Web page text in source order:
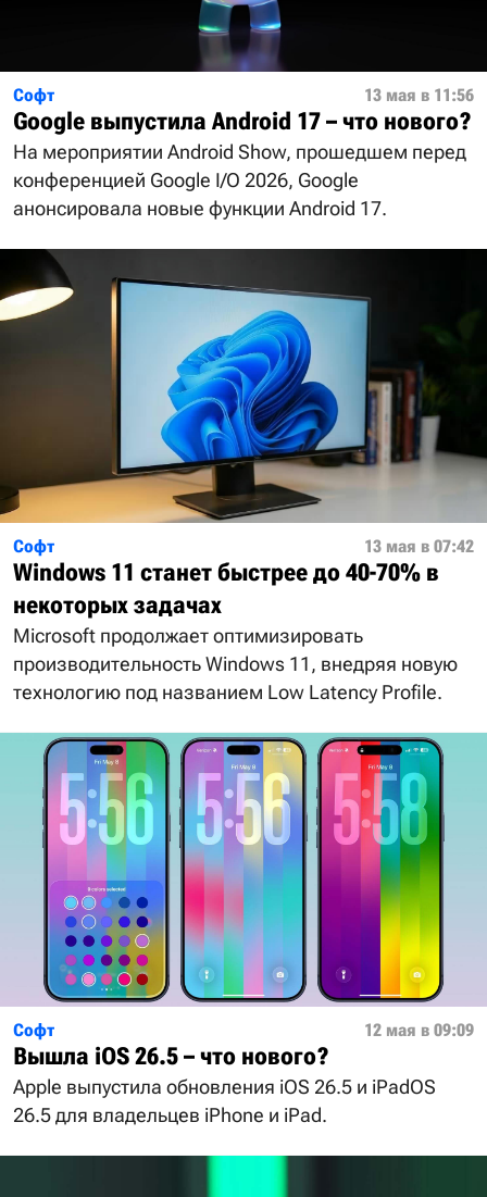
Софт 13 мая в 11:56
Google выпустила Android 17 – что нового?
На мероприятии Android Show, прошедшем перед
конференцией Google I/O 2026, Google
анонсировала новые функции Android 17.
Софт 13 мая в 07:42
Windows 11 станет быстрее до 40-70% в
некоторых задачах
Microsoft продолжает оптимизировать
производительность Windows 11, внедряя новую
технологию под названием Low Latency Profile.
Софт 12 мая в 09:09
Вышла iOS 26.5 – что нового?
Apple выпустила обновления iOS 26.5 и iPadOS
26.5 для владельцев iPhone и iPad.